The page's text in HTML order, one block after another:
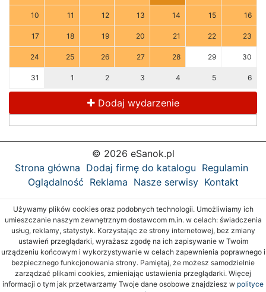
10 11 12 13 14 15 16
17 18 19 20 21 22 23
24 25 26 27 28 29 30
31 1 2 3 4 5 6
Dodaj wydarzenie
© 2026 eSanok.pl
Strona główna Dodaj firmę do katalogu Regulamin
Oglądalność Reklama Nasze serwisy Kontakt
Używamy plików cookies oraz podobnych technologii. Umożliwiamy ich
umieszczanie naszym zewnętrznym dostawcom m.in. w celach: świadczenia
usług, reklamy, statystyk. Korzystając ze strony internetowej, bez zmiany
ustawień przeglądarki, wyrażasz zgodę na ich zapisywanie w Twoim
urządzeniu końcowym i wykorzystywanie w celach zapewnienia poprawnego i
bezpiecznego funkcjonowania strony. Pamiętaj, że możesz samodzielnie
zarządzać plikami cookies, zmieniając ustawienia przeglądarki. Więcej
informacji o tym jak przetwarzamy Twoje dane osobowe znajdziesz w polityce